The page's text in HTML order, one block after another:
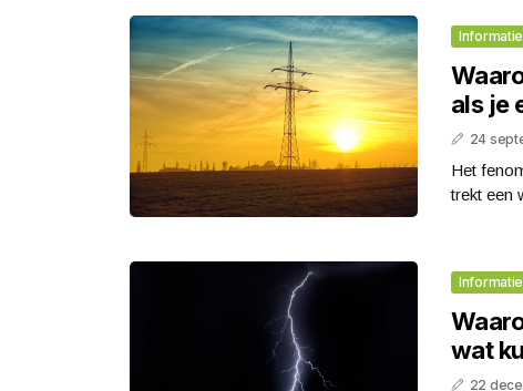
als je
24
Het
trekt een
wat
22